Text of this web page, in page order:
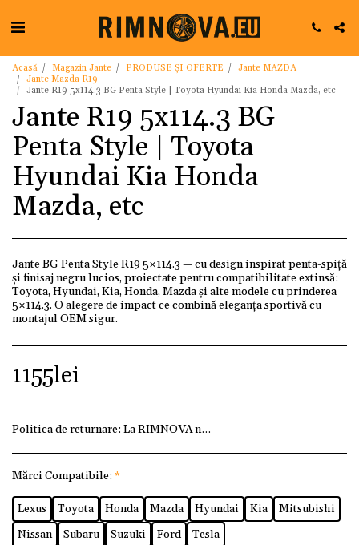
Acasă Magazin Jante PRODUSE ȘI OFERTE
Jante MAZDA
Jante Mazda R19
Jante R19 5x114.3 BG Penta Style | Toyota Hyundai Kia Honda Mazda, etc
Jante R19 5x114.3 BG
Penta Style | Toyota
Hyundai Kia Honda
Mazda, etc
Jante BG Penta Style R19 5×114.3 — cu design inspirat penta-spiţă
și finisaj negru lucios, proiectate pentru compatibilitate extinsă:
Toyota, Hyundai, Kia, Honda, Mazda și alte modele cu prinderea
5×114.3. O alegere de impact ce combină eleganța sportivă cu
montajul OEM sigur.
1155lei
Politica de returnare: La RIMNOVA ne dorim ca fiecare
Mărci Compatibile: *
Lexus Toyota Honda Mazda Hyundai Kia
Mitsubishi
Nissan
Subaru Suzuki Ford
Tesla